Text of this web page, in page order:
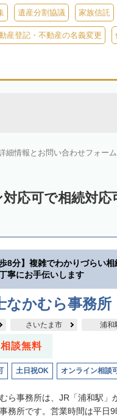
遺産分割協議 家族信託
産登記・不動産の名義変更
細情報とお問い合わせフォー
応可で相続対応
歩8分】複雑でわかりづらい
寧にお手伝いします
なかむら事務所
さいたま市 浦和
談無料
土日祝OK オンライン相談
ら事務所は、JR「浦和駅」
務所です。営業時間は平日